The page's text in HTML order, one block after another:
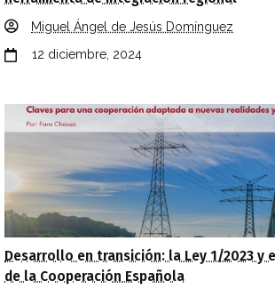
Miguel Ángel de Jesús Domínguez
12 diciembre, 2024
Desarrollo en transición: la Ley 1/2023 y
de la Cooperación Española